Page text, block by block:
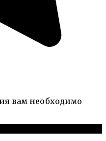
вам необходимо